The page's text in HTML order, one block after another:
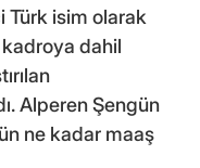
Türk isim olarak
kadroya dahil
Alperen Şengün
ne kadar maaş